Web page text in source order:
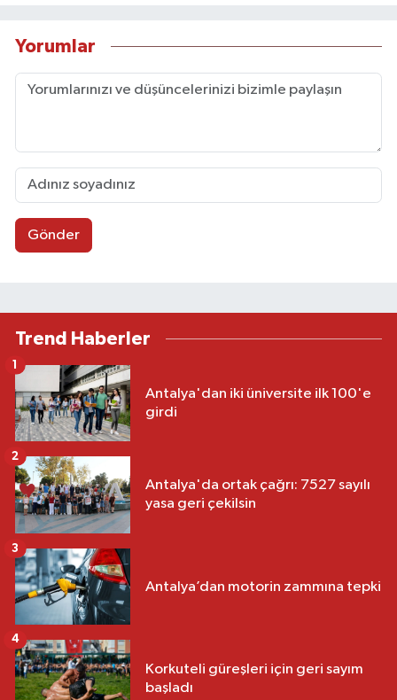
Yorumlar
Gönder
Trend Haberler
Antalya'dan iki üniversite ilk 100'e
girdi
1
Antalya'da ortak çağrı: 7527 sayılı
yasa geri çekilsin
2
Antalya’dan motorin zammına tepki
3
Korkuteli güreşleri için geri sayım
başladı
4